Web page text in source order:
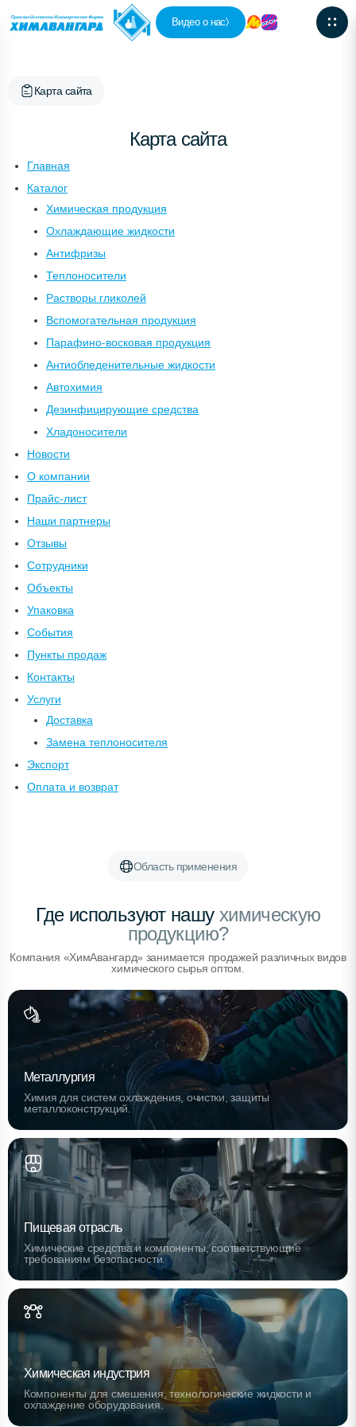
Видео о нас
Карта сайта
Карта сайта
Главная
Каталог
Химическая продукция
Охлаждающие жидкости
Антифризы
Теплоносители
Растворы гликолей
Вспомогательная продукция
Парафино-восковая продукция
Антиобледенительные жидкости
Автохимия
Дезинфицирующие средства
Хладоносители
Новости
О компании
Прайс-лист
Наши партнеры
Отзывы
Сотрудники
Объекты
Упаковка
События
Пункты продаж
Контакты
Услуги
Доставка
Замена теплоносителя
Экспорт
Оплата и возврат
Область применения
Где используют нашухимическую
продукцию?
Компания «ХимАвангард» занимается продажей различных видов
химического сырья оптом.
Металлургия
Химия для систем охлаждения, очистки, защиты
металлоконструкций.
Пищевая отрасль
Химические средства и компоненты, соответствующие
требованиям безопасности.
Химическая индустрия
Компоненты для смешения, технологические жидкости и
охлаждение оборудования.